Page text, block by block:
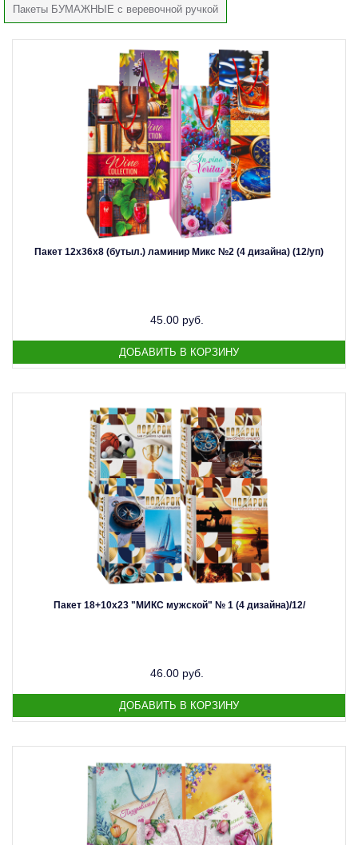
Пакеты БУМАЖНЫЕ с веревочной ручкой
Пакет 12х36х8 (бутыл.) ламинир Микс №2 (4 дизайна) (12/уп)
45.00 руб.
Пакет 18+10х23 "МИКС мужской" № 1 (4 дизайна)/12/
46.00 руб.